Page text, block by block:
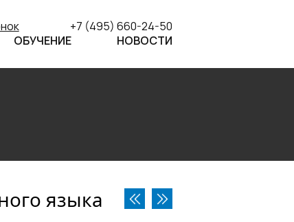
+7 (495) 660-24-50
ОБУЧЕНИЕ НОВОСТИ
языка